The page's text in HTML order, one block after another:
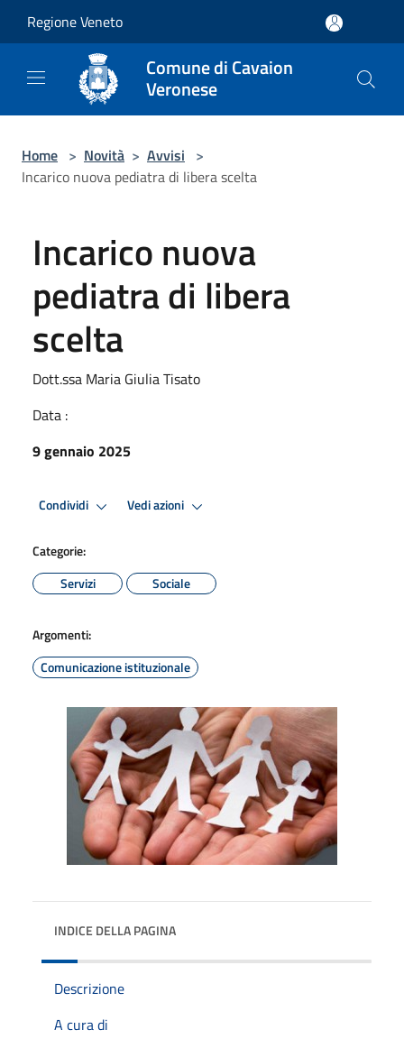
Regione Veneto
Comune di Cavaion
Veronese
Home > Novità > Avvisi >
Incarico nuova pediatra di libera scelta
Incarico nuova
pediatra di libera
scelta
Dott.ssa Maria Giulia Tisato
Data :
9 gennaio 2025
Condividi Vedi azioni
Categorie:
Servizi
Sociale
Argomenti:
Comunicazione istituzionale
INDICE DELLA PAGINA
Descrizione
A cura di